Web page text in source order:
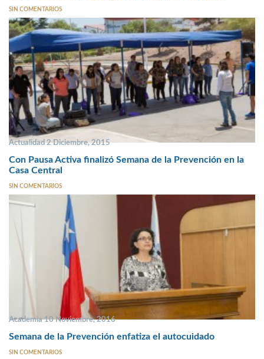
SIN COMENTARIOS
Actualidad 2 Diciembre, 2015
Con Pausa Activa finalizó Semana de la Prevención en la
Casa Central
SIN COMENTARIOS
Academia 10 Noviembre, 2016
Semana de la Prevención enfatiza el autocuidado
SIN COMENTARIOS